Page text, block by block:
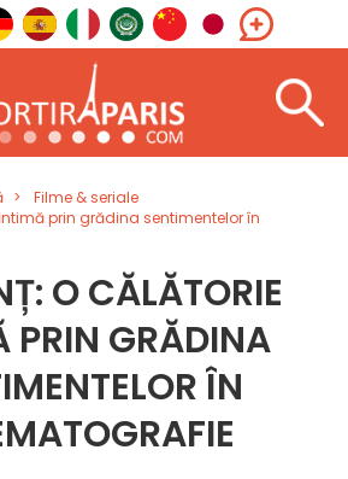
Filme & seriale
prin grădina sentimentelor în
O CĂLĂTORIE
PRIN GRĂDINA
ÎN